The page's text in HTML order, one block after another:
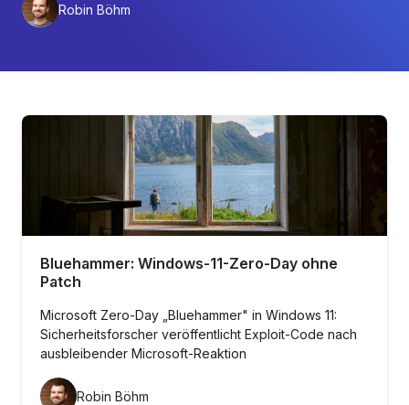
Robin Böhm
Bluehammer: Windows-11-Zero-Day ohne
Patch
Microsoft Zero-Day „Bluehammer" in Windows 11:
Sicherheitsforscher veröffentlicht Exploit-Code nach
ausbleibender Microsoft-Reaktion
Robin Böhm